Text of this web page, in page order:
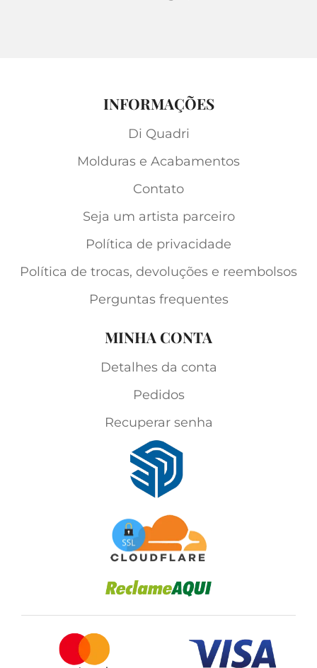
INFORMAÇÕES
Di Quadri
Molduras e Acabamentos
Contato
Seja um artista parceiro
Política de privacidade
Política de trocas, devoluções e reembolsos
Perguntas frequentes
MINHA CONTA
Detalhes da conta
Pedidos
Recuperar senha